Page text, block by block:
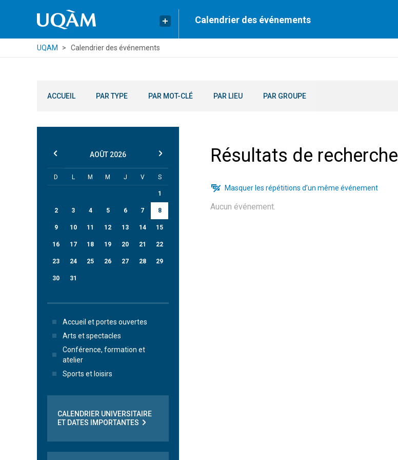
Calendrier des événements
UQAM Calendrier des événements
ACCUEIL PAR TYPE PAR MOT-CLÉ PAR LIEU PAR GROUPE
Résultats de recherche
Masquer les répétitions d’un même événement
Aucun événement.
AOÛT 2026
D L M M J V S
1
2 3 4 5 6 7 8
9 10 11 12 13 14 15
16 17 18 19 20 21 22
23 24 25 26 27 28 29
30 31
Accueil et portes ouvertes
Arts et spectacles
Conférence, formation et
atelier
Sports et loisirs
CALENDRIER UNIVERSITAIRE
ET DATES IMPORTANTES